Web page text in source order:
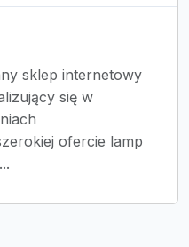
sklep internetowy
się w
ofercie lamp